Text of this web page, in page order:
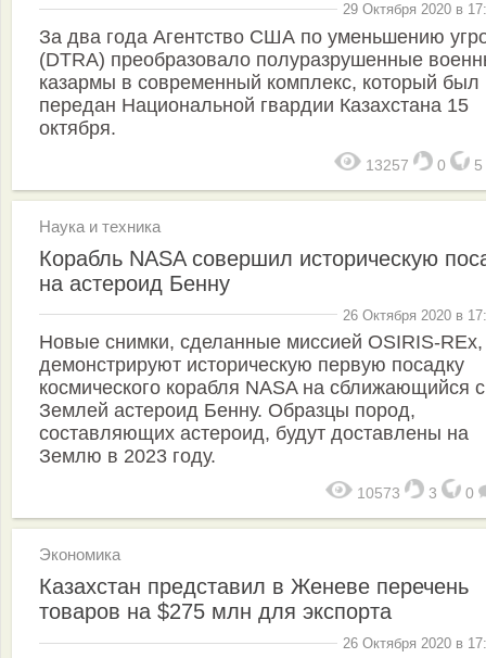
29 Октября 2020 в
За два года Агентство США по уменьшению
(DTRA) преобразовало полуразрушенные
казармы в современный комплекс, который был
передан Национальной гвардии Казахстана 15
октября.
13257 0 5
Наука и техника
Корабль NASA совершил историческую
на астероид Бенну
26 Октября 2020 в
Новые снимки, сделанные миссией OSIRIS-REx,
демонстрируют историческую первую посадку
космического корабля NASA на сближающийся с
Землей астероид Бенну. Образцы пород,
составляющих астероид, будут доставлены на
Землю в 2023 году.
10573 3 0
Экономика
Казахстан представил в Женеве перечень
товаров на $275 млн для экспорта
26 Октября 2020 в